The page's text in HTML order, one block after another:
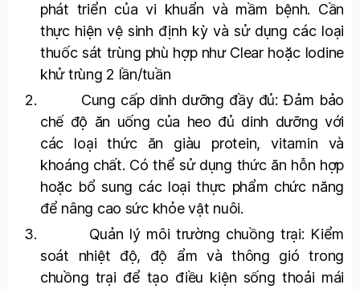
phát triển của vi khuẩn và mầm bệnh. Cần
thực hiện vệ sinh định kỳ và sử dụng các loại
thuốc sát trùng phù hợp như Clear hoặc Iodine
khử trùng 2 lần/tuần
Cung cấp dinh dưỡng đầy đủ: Đảm bảo
chế độ ăn uống của heo đủ dinh dưỡng với
các loại thức ăn giàu protein, vitamin và
khoáng chất. Có thể sử dụng thức ăn hỗn hợp
hoặc bổ sung các loại thực phẩm chức năng
để nâng cao sức khỏe vật nuôi.
Quản lý môi trường chuồng trại: Kiểm
soát nhiệt độ, độ ẩm và thông gió trong
chuồng trại để tạo điều kiện sống thoải mái